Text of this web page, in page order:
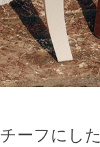
ーフにした